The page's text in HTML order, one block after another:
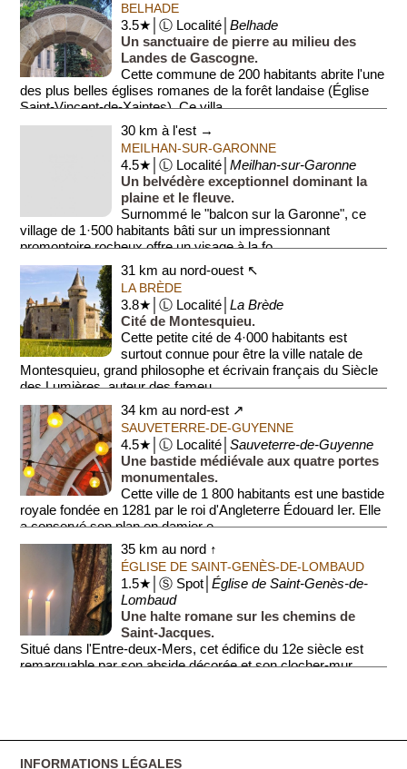
BELHADE
3.5★│Ⓛ Localité│Belhade
Un sanctuaire de pierre au milieu des
Landes de Gascogne.
Cette commune de 200 habitants abrite l'une
des plus belles églises romanes de la forêt landaise (Église
Saint-Vincent-de-Xaintes). Ce villa...
30 km à l'est →
MEILHAN-SUR-GARONNE
4.5★│Ⓛ Localité│Meilhan-sur-Garonne
Un belvédère exceptionnel dominant la
plaine et le fleuve.
Surnommé le "balcon sur la Garonne", ce
village de 1·500 habitants bâti sur un impressionnant
promontoire rocheux offre un visage à la fo...
31 km au nord-ouest ↖
LA BRÈDE
3.8★│Ⓛ Localité│La Brède
Cité de Montesquieu.
Cette petite cité de 4·000 habitants est
surtout connue pour être la ville natale de
Montesquieu, grand philosophe et écrivain français du Siècle
des Lumières, auteur des fameu...
34 km au nord-est ↗
SAUVETERRE-DE-GUYENNE
4.5★│Ⓛ Localité│Sauveterre-de-Guyenne
Une bastide médiévale aux quatre portes
monumentales.
Cette ville de 1 800 habitants est une bastide
royale fondée en 1281 par le roi d'Angleterre Édouard Ier. Elle
a conservé son plan en damier e...
35 km au nord ↑
ÉGLISE DE SAINT-GENÈS-DE-LOMBAUD
1.5★│Ⓢ Spot│Église de Saint-Genès-de-
Lombaud
Une halte romane sur les chemins de
Saint-Jacques.
Situé dans l'Entre-deux-Mers, cet édifice du 12e siècle est
remarquable par son abside décorée et son clocher-mur.
INFORMATIONS LÉGALES